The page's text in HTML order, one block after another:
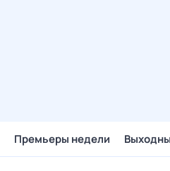
Премьеры недели